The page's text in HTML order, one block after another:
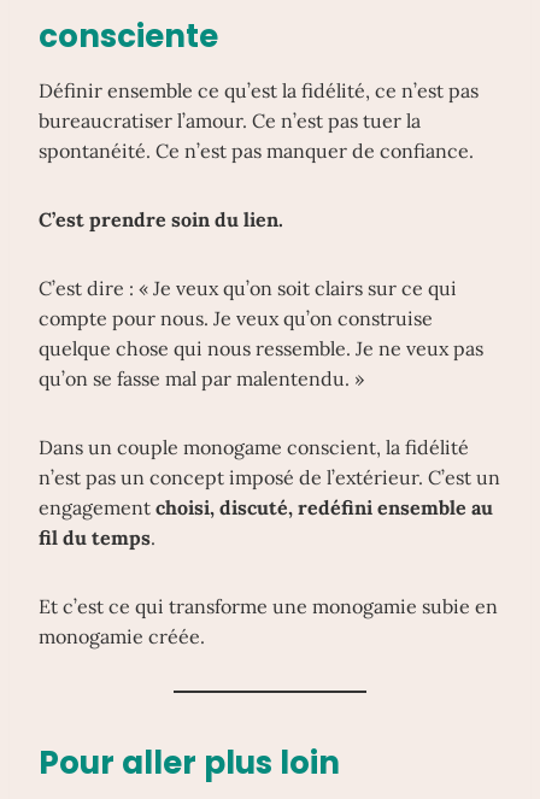
consciente
Définir ensemble ce qu’est la fidélité, ce n’est pas
bureaucratiser l’amour. Ce n’est pas tuer la
spontanéité. Ce n’est pas manquer de confiance.
C’est prendre soin du lien.
C’est dire : « Je veux qu’on soit clairs sur ce qui
compte pour nous. Je veux qu’on construise
quelque chose qui nous ressemble. Je ne veux pas
qu’on se fasse mal par malentendu. »
Dans un couple monogame conscient, la fidélité
n’est pas un concept imposé de l’extérieur. C’est un
engagement choisi, discuté, redéfini ensemble au
fil du temps.
Et c’est ce qui transforme une monogamie subie en
monogamie créée.
Pour aller plus loin